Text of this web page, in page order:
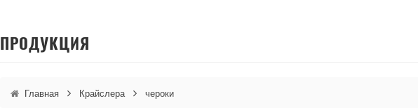
ПРОДУКЦИЯ
Главная Крайслера чероки